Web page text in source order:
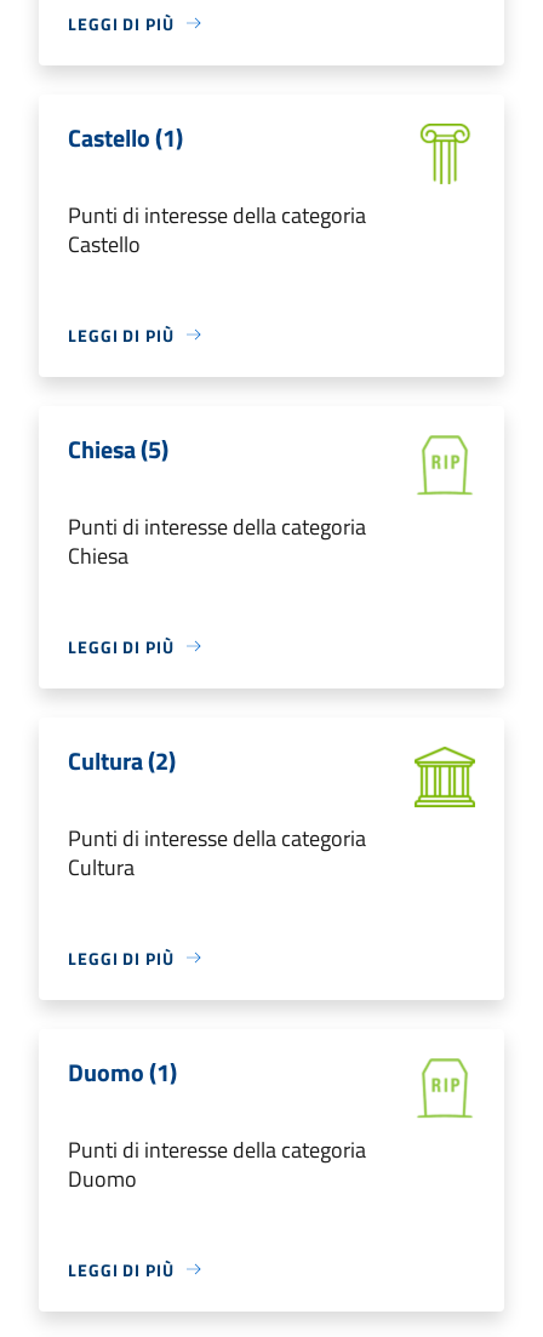
LEGGI DI PIÙ
Castello (1)
Punti di interesse della categoria
Castello
LEGGI DI PIÙ
Chiesa (5)
Punti di interesse della categoria
Chiesa
LEGGI DI PIÙ
Cultura (2)
Punti di interesse della categoria
Cultura
LEGGI DI PIÙ
Duomo (1)
Punti di interesse della categoria
Duomo
LEGGI DI PIÙ